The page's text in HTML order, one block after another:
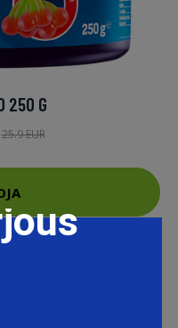
250 G
25.9 EUR